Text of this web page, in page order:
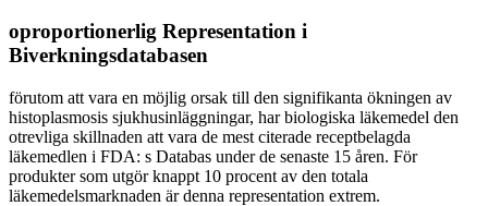
oproportionerlig Representation i
Biverkningsdatabasen
förutom att vara en möjlig orsak till den signifikanta ökningen av
histoplasmosis sjukhusinläggningar, har biologiska läkemedel den
otrevliga skillnaden att vara de mest citerade receptbelagda
läkemedlen i FDA: s Databas under de senaste 15 åren. För
produkter som utgör knappt 10 procent av den totala
läkemedelsmarknaden är denna representation extrem.